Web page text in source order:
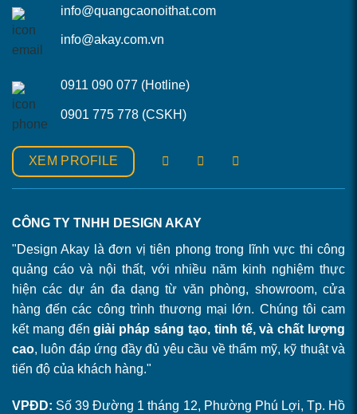
info@quangcaonoithat.com
info@akay.com.vn
0911 090 077 (Hotline)
0901 775 778 (CSKH)
XEM PROFILE
CÔNG TY TNHH DESIGN AKAY
"Design Akay là đơn vị tiên phong trong lĩnh vực thi công
quảng cáo và nội thất, với nhiều năm kinh nghiệm thực
hiện các dự án đa dạng từ văn phòng, showroom, cửa
hàng đến các công trình thương mại lớn. Chúng tôi cam
kết mang đếngiải pháp sáng tạo, tinh tế, và chất lượng
cao, luôn đáp ứng đầy đủ yêu cầu về thẩm mỹ, kỹ thuật và
tiến độ của khách hàng."
VPĐD: Số 39 Đường 1 tháng 12, Phường Phú Lợi, Tp. Hồ